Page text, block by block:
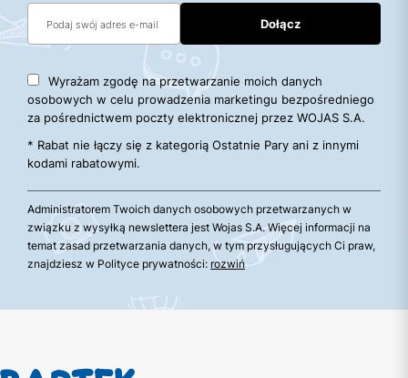
Wyrażam zgodę na przetwarzanie moich danych
osobowych w celu prowadzenia marketingu bezpośredniego
za pośrednictwem poczty elektronicznej przez WOJAS S.A.
* Rabat nie łączy się z kategorią Ostatnie Pary ani z innymi
kodami rabatowymi.
Administratorem Twoich danych osobowych przetwarzanych w
związku z wysyłką newslettera jest Wojas S.A. Więcej informacji na
temat zasad przetwarzania danych, w tym przysługujących Ci praw,
znajdziesz w Polityce prywatności: rozwiń